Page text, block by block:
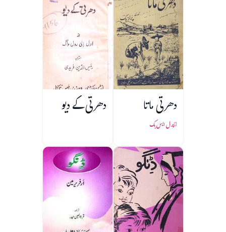
دھرتی ماتا
پرل ایس بک
دھرتی کے دیو